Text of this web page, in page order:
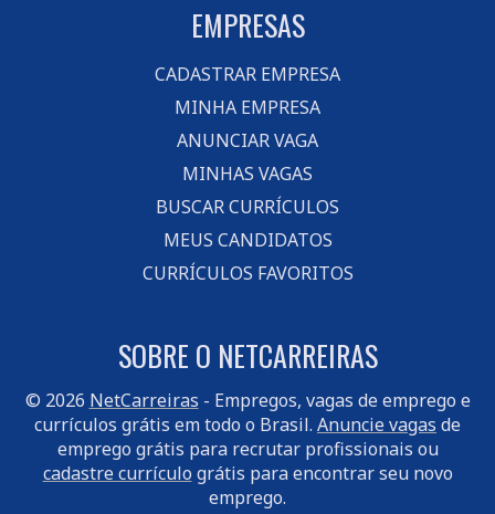
EMPRESAS
CADASTRAR EMPRESA
MINHA EMPRESA
ANUNCIAR VAGA
MINHAS VAGAS
BUSCAR CURRÍCULOS
MEUS CANDIDATOS
CURRÍCULOS FAVORITOS
SOBRE O NETCARREIRAS
© 2026 NetCarreiras - Empregos, vagas de emprego e
currículos grátis em todo o Brasil. Anuncie vagas de
emprego grátis para recrutar profissionais ou
cadastre currículo grátis para encontrar seu novo
emprego.